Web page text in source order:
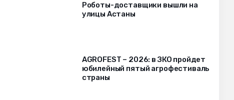
Роботы-доставщики вышли на
улицы Астаны
AGROFEST – 2026: в ЗКО пройдет
юбилейный пятый агрофестиваль
страны